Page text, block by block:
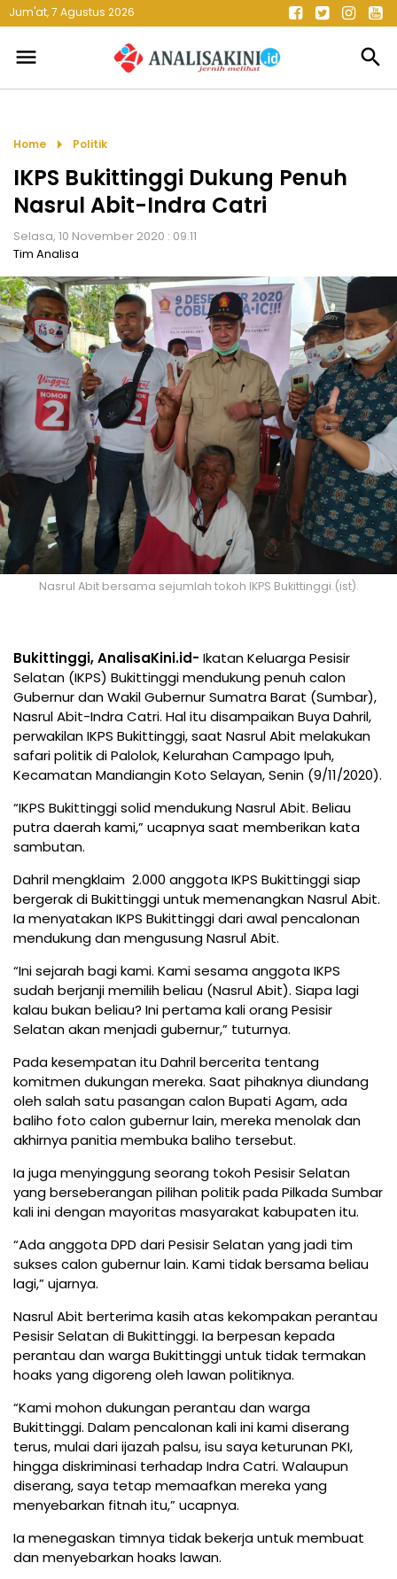
Jum'at, 7 Agustus 2026
menu search
Home arrow_right Politik
IKPS Bukittinggi Dukung Penuh
Nasrul Abit-Indra Catri
Selasa, 10 November 2020 : 09.11
Tim Analisa
Nasrul Abit bersama sejumlah tokoh IKPS Bukittinggi.(ist).
Bukittinggi, AnalisaKini.id- Ikatan Keluarga Pesisir
Selatan (IKPS) Bukittinggi mendukung penuh calon
Gubernur dan Wakil Gubernur Sumatra Barat (Sumbar),
Nasrul Abit-Indra Catri. Hal itu disampaikan Buya Dahril,
perwakilan IKPS Bukittinggi, saat Nasrul Abit melakukan
safari politik di Palolok, Kelurahan Campago Ipuh,
Kecamatan Mandiangin Koto Selayan, Senin (9/11/2020).
“IKPS Bukittinggi solid mendukung Nasrul Abit. Beliau
putra daerah kami,” ucapnya saat memberikan kata
sambutan.
Dahril mengklaim 2.000 anggota IKPS Bukittinggi siap
bergerak di Bukittinggi untuk memenangkan Nasrul Abit.
Ia menyatakan IKPS Bukittinggi dari awal pencalonan
mendukung dan mengusung Nasrul Abit.
“Ini sejarah bagi kami. Kami sesama anggota IKPS
sudah berjanji memilih beliau (Nasrul Abit). Siapa lagi
kalau bukan beliau? Ini pertama kali orang Pesisir
Selatan akan menjadi gubernur,” tuturnya.
Pada kesempatan itu Dahril bercerita tentang
komitmen dukungan mereka. Saat pihaknya diundang
oleh salah satu pasangan calon Bupati Agam, ada
baliho foto calon gubernur lain, mereka menolak dan
akhirnya panitia membuka baliho tersebut.
Ia juga menyinggung seorang tokoh Pesisir Selatan
yang berseberangan pilihan politik pada Pilkada Sumbar
kali ini dengan mayoritas masyarakat kabupaten itu.
“Ada anggota DPD dari Pesisir Selatan yang jadi tim
sukses calon gubernur lain. Kami tidak bersama beliau
lagi,” ujarnya.
Nasrul Abit berterima kasih atas kekompakan perantau
Pesisir Selatan di Bukittinggi. Ia berpesan kepada
perantau dan warga Bukittinggi untuk tidak termakan
hoaks yang digoreng oleh lawan politiknya.
“Kami mohon dukungan perantau dan warga
Bukittinggi. Dalam pencalonan kali ini kami diserang
terus, mulai dari ijazah palsu, isu saya keturunan PKI,
hingga diskriminasi terhadap Indra Catri. Walaupun
diserang, saya tetap memaafkan mereka yang
menyebarkan fitnah itu,” ucapnya.
Ia menegaskan timnya tidak bekerja untuk membuat
dan menyebarkan hoaks lawan.